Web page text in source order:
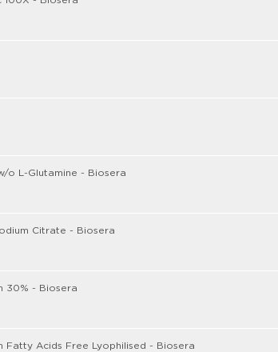
o L-Glutamine - Biosera
Citrate - Biosera
30% - Biosera
Fatty Acids Free Lyophilised - Biosera